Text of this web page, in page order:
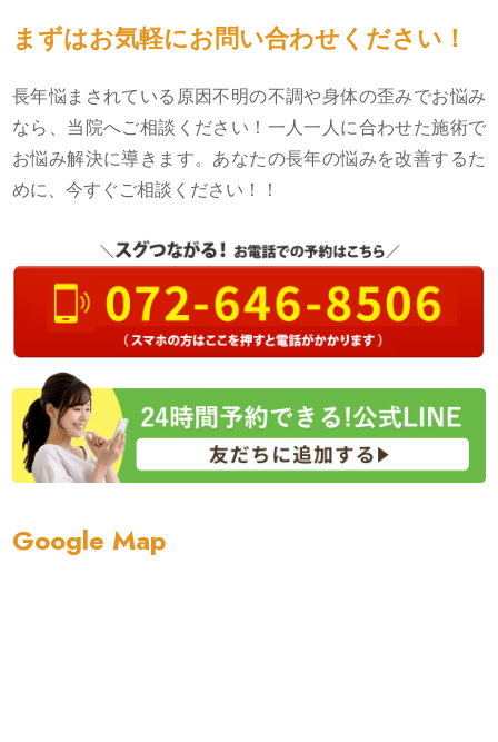
まずはお気軽にお問い合わせください！
長年悩まされている原因不明の不調や身体の歪みでお悩み
なら、当院へご相談ください！一人一人に合わせた施術で
お悩み解決に導きます。あなたの長年の悩みを改善するた
めに、今すぐご相談ください！！
Google Map